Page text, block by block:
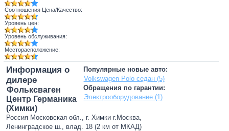
Соотношения Цена/Качество:
Уровень цен:
Уровень обслуживания:
Месторасположение:
Популярные новые авто:
Volkswagen Polo седан (5)
Обращения по гарантии:
Электрооборудование (1)
Информация о
дилере
Фольксваген
Центр Германика
(Химки)
Россия Московская обл., г. Химки г.Москва,
Ленинградское ш., влад. 18 (2 км от МКАД)